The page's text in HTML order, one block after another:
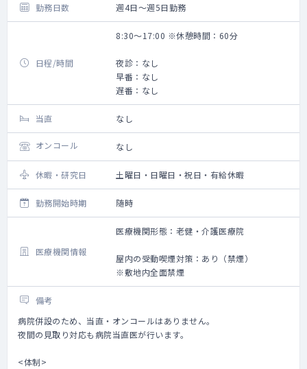
勤務日数 週4日～週5日勤務
日程/時間
8:30～17:00 ※休憩時間：60分
夜診：なし
早番：なし
遅番：なし
当直 なし
オンコール なし
休暇・研究日 土曜日・日曜日・祝日・有給休暇
勤務開始時期 随時
医療機関情報
医療機関形態：老健・介護医療院
屋内の受動喫煙対策：あり（禁煙）
※敷地内全面禁煙
備考
病院併設のため、当直・オンコールはありません。
夜間の見取り対応も病院当直医が行います。
<体制>